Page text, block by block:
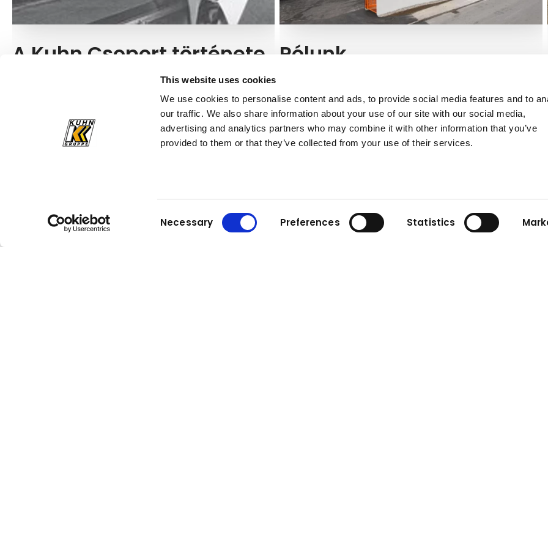
This website uses cookies
We use cookies to personalise content and ads, to provide social media features and to
our traffic. We also share information about your use of our site with our social media,
advertising and analytics partners who may combine it with other information that you’ve
provided to them or that they’ve collected from your use of their services.
Necessary Preferences Statistics
A Kuhn Csoport története
A Kuhn Csoport sikertörténete 1973-ban kezdődött.
Tudja meg, mi történt azóta a különböző
Ismerjen meg többet most
Rólunk
vállalati struktúra? Tudjon meg többet a Kuhn
Groupról most!
Ismerje meg Kuhnt